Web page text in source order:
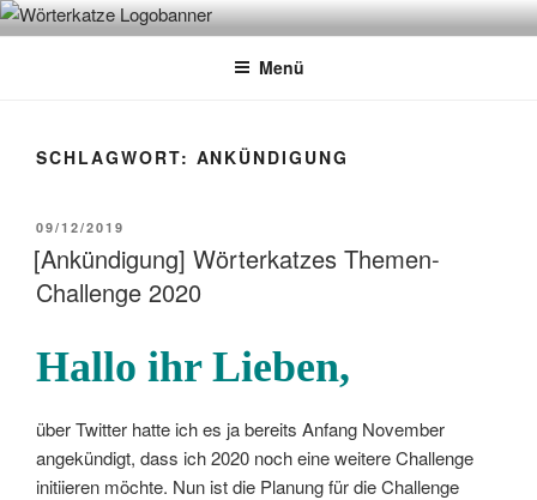
Zum
InhaltWÖRTERKATZE
Von Büchern erzählen
Menü
SCHLAGWORT: ANKÜNDIGUNG
VERÖFFENTLICHT
AM
09/12/2019
[Ankündigung] Wörterkatzes Themen-
Challenge 2020
Hallo ihr Lieben,
über Twitter hatte ich es ja bereits Anfang November
angekündigt, dass ich 2020 noch eine weitere Challenge
initiieren möchte. Nun ist die Planung für die Challenge